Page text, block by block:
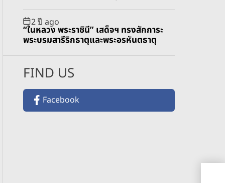
2 ปี ago
“ในหลวง พระราชินี” เสด็จฯ ทรงสักการะ
พระบรมสารีริกธาตุและพระอรหันตธาตุ
FIND US
Facebook